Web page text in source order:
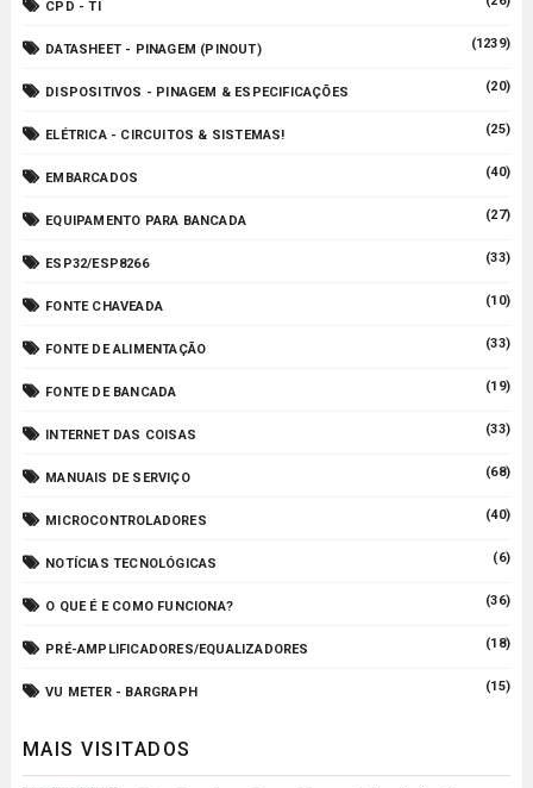
CPD - TI
DATASHEET - PINAGEM (PINOUT) (1239)
DISPOSITIVOS - PINAGEM & ESPECIFICAÇÕES (20)
ELÉTRICA - CIRCUITOS & SISTEMAS! (25)
EMBARCADOS (40)
EQUIPAMENTO PARA BANCADA (27)
ESP32/ESP8266 (33)
FONTE CHAVEADA (10)
FONTE DE ALIMENTAÇÃO (33)
FONTE DE BANCADA (19)
INTERNET DAS COISAS (33)
MANUAIS DE SERVIÇO (68)
MICROCONTROLADORES (40)
NOTÍCIAS TECNOLÓGICAS (6)
O QUE É E COMO FUNCIONA? (36)
PRÉ-AMPLIFICADORES/EQUALIZADORES (18)
VU METER - BARGRAPH (15)
MAIS VISITADOS